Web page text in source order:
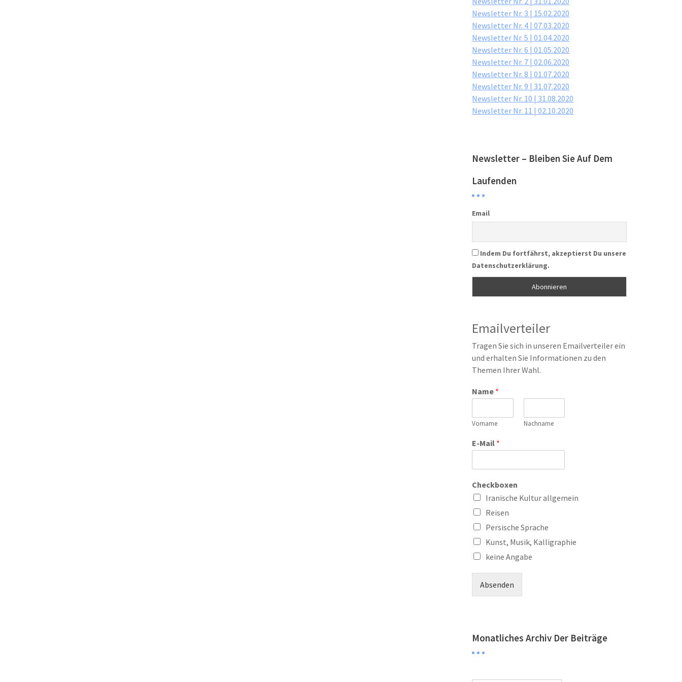
Newsletter Nr. 3 | 15.02.2020
Newsletter Nr. 4 | 07.03.2020
Newsletter Nr. 5 | 01.04.2020
Newsletter Nr. 6 | 01.05.2020
Newsletter Nr. 7 | 02.06.2020
Newsletter Nr. 8 | 01.07.2020
Newsletter Nr. 9 | 31.07.2020
Newsletter Nr. 10 | 31.08.2020
Newsletter Nr. 11 | 02.10.2020
Newsletter – Bleiben Sie Auf Dem
Laufenden
Email
Indem Du fortfährst, akzeptierst Du unsere
Datenschutzerklärung.
Emailverteiler
Tragen Sie sich in unseren Emailverteiler ein
und erhalten Sie Informationen zu den
Themen Ihrer Wahl.
Name *
Vorname Nachname
E-Mail *
Checkboxen
Iranische Kultur allgemein
Reisen
Persische Sprache
Kunst, Musik, Kalligraphie
keine Angabe
Absenden
Monatliches Archiv Der Beiträge